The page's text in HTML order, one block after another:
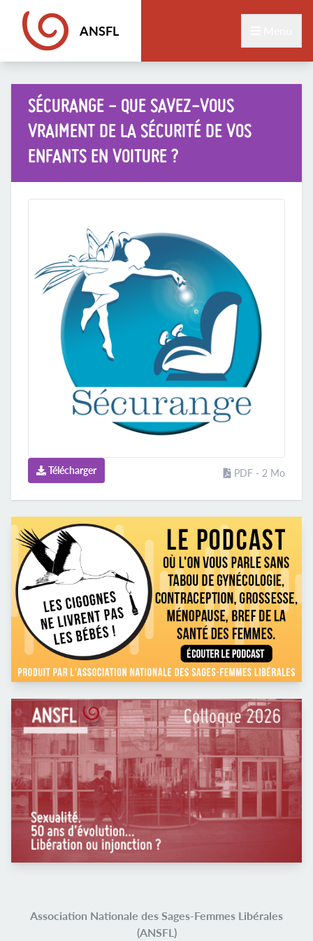
ANSFL
SÉCURANGE - QUE SAVEZ-VOUS
VRAIMENT DE LA SÉCURITÉ DE VOS
ENFANTS EN VOITURE ?
Télécharger PDF - 2 Mo
Association Nationale des Sages-Femmes Libérales
(ANSFL)